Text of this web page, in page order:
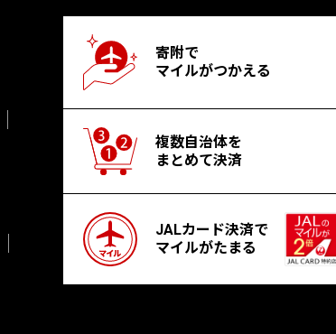
寄附で
マイルがつかえる
複数自治体を
まとめて決済
JALカード決済で
マイルがたまる